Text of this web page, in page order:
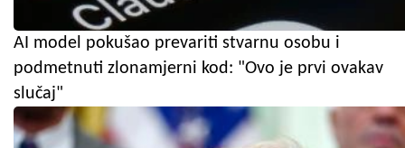
AI model pokušao prevariti stvarnu osobu i
podmetnuti zlonamjerni kod: "Ovo je prvi ovakav
slučaj"